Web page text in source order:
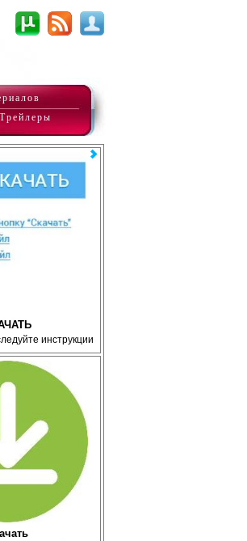
Трейлеры
инструкции